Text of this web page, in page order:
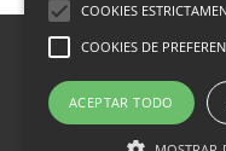
Aviso legal-Política
Condiciones
HOME INTÉRIEUR
COOKIES
COOKIES DE
ACEPTAR TODO